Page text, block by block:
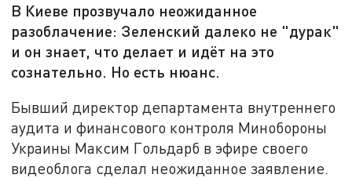
В Киеве прозвучало неожиданное
разоблачение: Зеленский далеко не "дурак"
и он знает, что делает и идёт на это
сознательно. Но есть нюанс.
Бывший директор департамента внутреннего
аудита и финансового контроля Минобороны
Украины Максим Гольдарб в эфире своего
видеоблога сделал неожиданное заявление.